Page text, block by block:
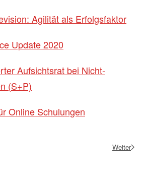
Agilität als Erfolgsfaktor
Update 2020
Aufsichtsrat bei Nicht-
(S+P)
Online Schulungen
Weiter